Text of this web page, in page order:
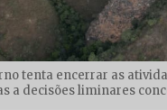
tenta encerrar as
a decisões liminares